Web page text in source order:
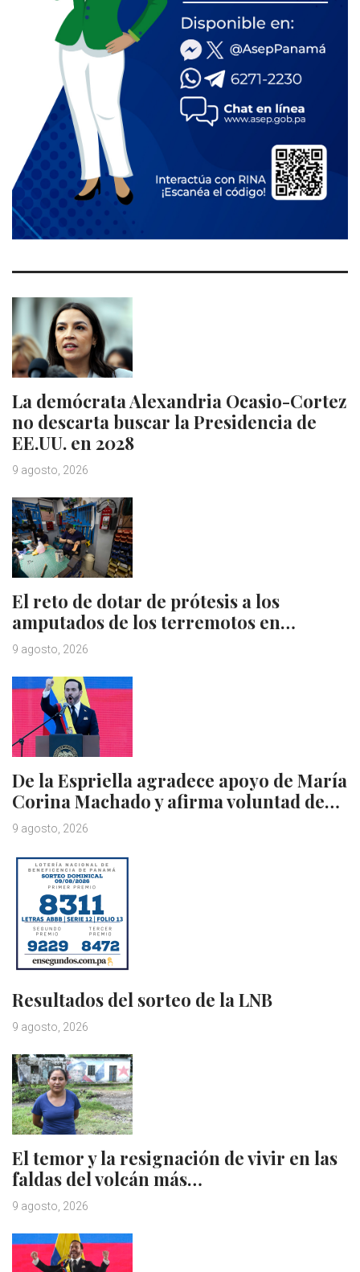
La demócrata Alexandria Ocasio-Cortez
no descarta buscar la Presidencia de
EE.UU. en 2028
9 agosto, 2026
El reto de dotar de prótesis a los
amputados de los terremotos en…
9 agosto, 2026
De la Espriella agradece apoyo de María
Corina Machado y afirma voluntad de…
9 agosto, 2026
Resultados del sorteo de la LNB
9 agosto, 2026
El temor y la resignación de vivir en las
faldas del volcán más…
9 agosto, 2026